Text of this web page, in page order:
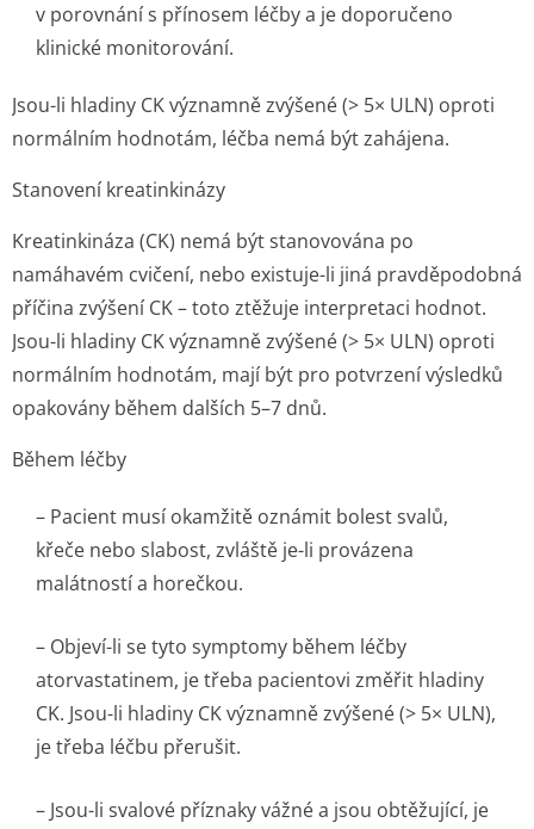
v porovnání s přínosem léčby a je doporučeno
klinické monitorování.
Jsou-li hladiny CK významně zvýšené (> 5× ULN) oproti
normálním hodnotám, léčba nemá být zahájena.
Stanovení kreatinkinázy
Kreatinkináza (CK) nemá být stanovována po
namáhavém cvičení, nebo existuje-li jiná pravděpodobná
příčina zvýšení CK – toto ztěžuje interpretaci hodnot.
Jsou-li hladiny CK významně zvýšené (> 5× ULN) oproti
normálním hodnotám, mají být pro potvrzení výsledků
opakovány během dalších 5–7 dnů.
Během léčby
– Pacient musí okamžitě oznámit bolest svalů,
křeče nebo slabost, zvláště je-li provázena
malátností a horečkou.
– Objeví-li se tyto symptomy během léčby
atorvastatinem, je třeba pacientovi změřit hladiny
CK. Jsou-li hladiny CK významně zvýšené (> 5× ULN),
je třeba léčbu přerušit.
– Jsou-li svalové příznaky vážné a jsou obtěžující, je